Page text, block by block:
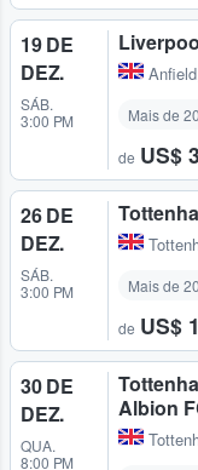
19 DE
DEZ.
SÁB.
3:00 PM
Anfield
Mais de
de US$
26 DE
DEZ.
SÁB.
3:00 PM
Mais de
de US$
30 DE
DEZ.
QUA.
8:00 PM
Albion